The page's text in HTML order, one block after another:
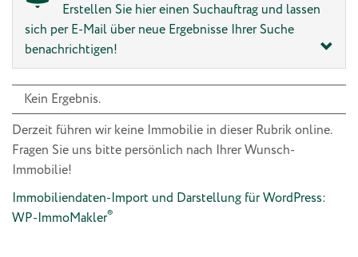
Erstellen Sie hier einen Suchauftrag und lassen
sich per E-Mail über neue Ergebnisse Ihrer Suche
benachrichtigen!
Kein Ergebnis.
Derzeit führen wir keine Immobilie in dieser Rubrik online.
Fragen Sie uns bitte persönlich nach Ihrer Wunsch-
Immobilie!
Immobiliendaten-Import und Darstellung für WordPress:
WP-ImmoMakler®